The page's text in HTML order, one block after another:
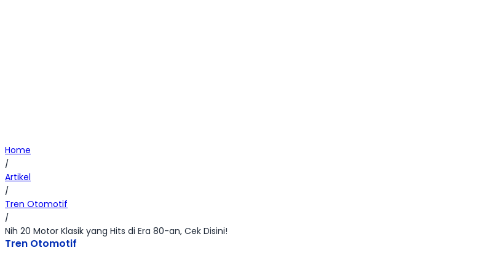
Home
/
Artikel
/
Tren Otomotif
/
Nih 20 Motor Klasik yang Hits di Era 80-an, Cek Disini!
Tren Otomotif